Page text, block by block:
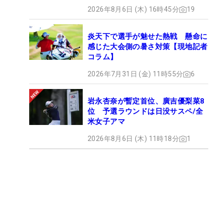
2026年8月6日 (木) 16時45分 19
炎天下で選手が魅せた熱戦 懸命に
感じた大会側の暑さ対策【現地記者
コラム】
2026年7月31日 (金) 11時55分 6
岩永杏奈が暫定首位、廣吉優梨菜8
位 予選ラウンドは日没サスペ/全
米女子アマ
2026年8月6日 (木) 11時18分 1